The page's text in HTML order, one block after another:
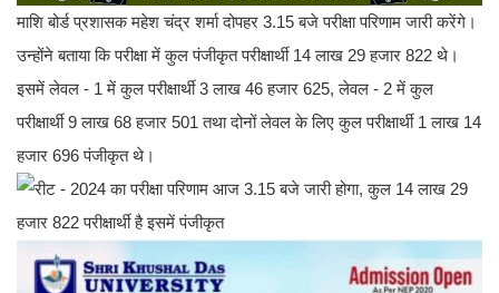
माशि बोर्ड प्रशासक महेश चंद्र शर्मा दोपहर 3.15 बजे परीक्षा परिणाम जारी करेंगे।
उन्होंने बताया कि परीक्षा में कुल पंजीकृत परीक्षार्थी 14 लाख 29 हजार 822 थे।
इसमें लेवल - 1 में कुल परीक्षार्थी 3 लाख 46 हजार 625, लेवल - 2 में कुल
परीक्षार्थी 9 लाख 68 हजार 501 तथा दोनों लेवल के लिए कुल परीक्षार्थी 1 लाख 14
हजार 696 पंजीकृत थे।